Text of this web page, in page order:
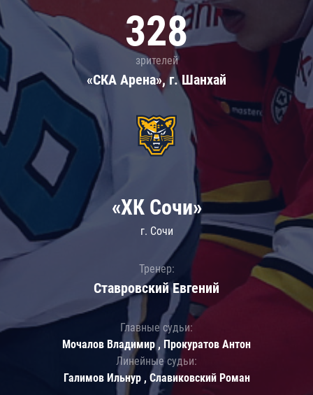
328
зрителей
«СКА Арена», г. Шанхай
«ХК Сочи»
г. Сочи
Тренер:
Ставровский Евгений
Главные судьи:
Мочалов Владимир , Прокуратов Антон
Линейные судьи:
Галимов Ильнур , Славиковский Роман